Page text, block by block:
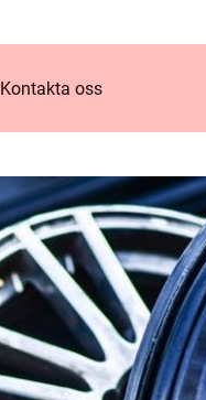
Kontakta oss